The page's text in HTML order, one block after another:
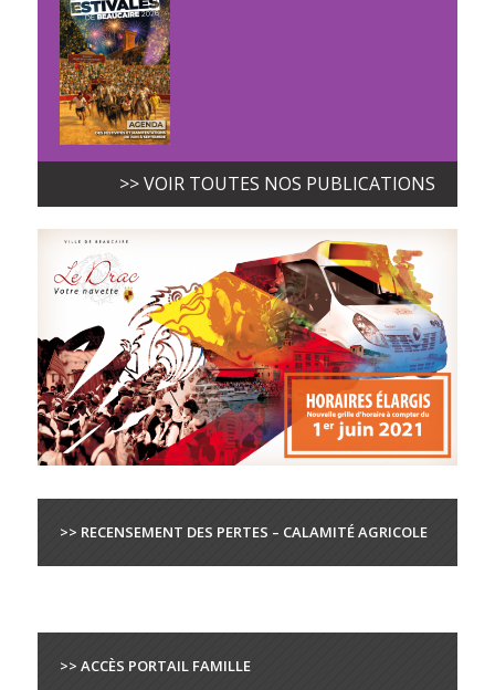
>> VOIR TOUTES NOS PUBLICATIONS
>> RECENSEMENT DES PERTES – CALAMITÉ AGRICOLE
>> ACCÈS PORTAIL FAMILLE